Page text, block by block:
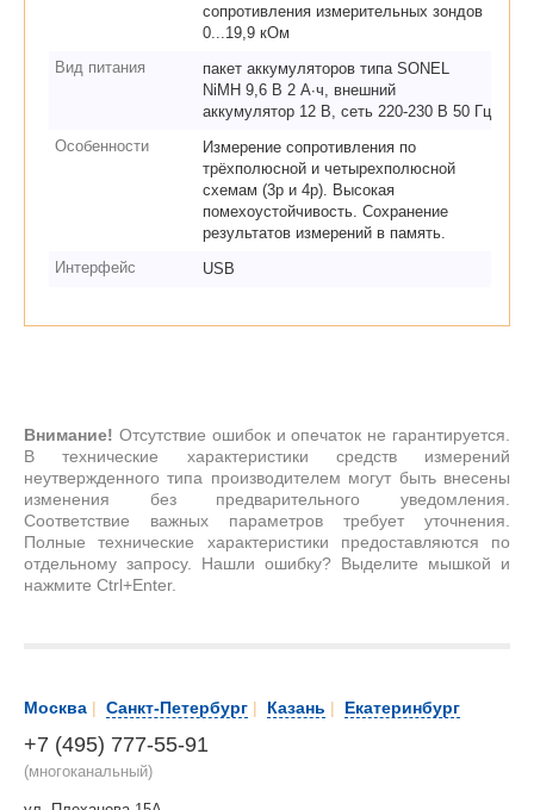
сопротивления измерительных зондов
0...19,9 кОм
Вид питания
пакет аккумуляторов типа SONEL
NiMH 9,6 В 2 А∙ч, внешний
аккумулятор 12 В, сеть 220-230 В 50 Гц
Особенности
Измерение сопротивления по
трёхполюсной и четырехполюсной
схемам (3p и 4p). Высокая
помехоустойчивость. Сохранение
результатов измерений в память.
Интерфейс
USB
Внимание! Отсутствие ошибок и опечаток не гарантируется.
В технические характеристики средств измерений
неутвержденного типа производителем могут быть внесены
изменения без предварительного уведомления.
Соответствие важных параметров требует уточнения.
Полные технические характеристики предоставляются по
отдельному запросу. Нашли ошибку? Выделите мышкой и
нажмите Ctrl+Enter.
Москва | Санкт-Петербург | Казань | Екатеринбург
+7 (495) 777-55-91
(многоканальный)